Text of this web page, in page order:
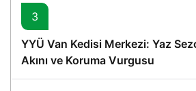
3
YYÜ Van Kedisi Merkezi: Yaz
Akını ve Koruma Vurgusu